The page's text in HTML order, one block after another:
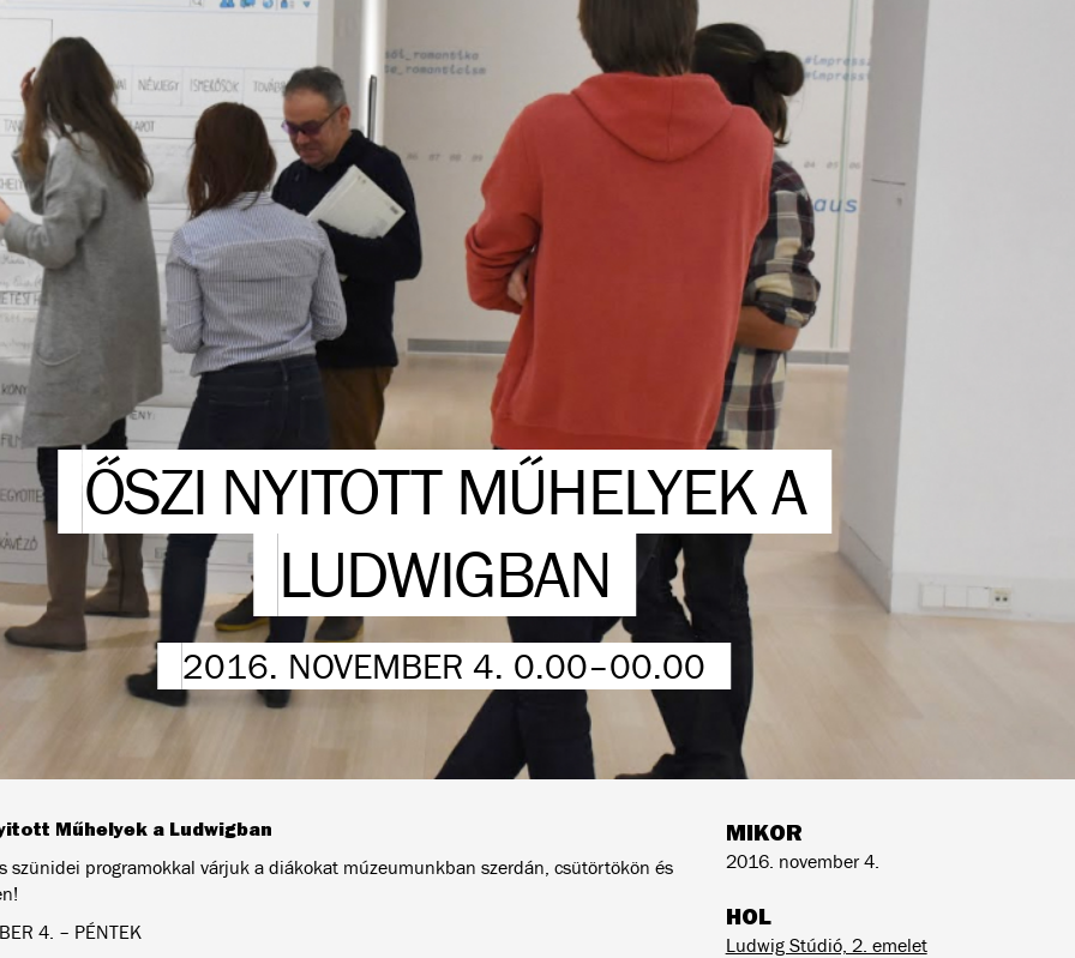
ŐSZI NYITOTT MŰHELYEK A
LUDWIGBAN
2016. NOVEMBER 4. 0.00–00.00
MIKOR
2016. november 4.
HOL
Ludwig Stúdió, 2. emelet
Műhelyek a Ludwigban
szünidei programokkal várjuk a diákokat múzeumunkban szerdán, csütörtökön és
4. – PÉNTEK